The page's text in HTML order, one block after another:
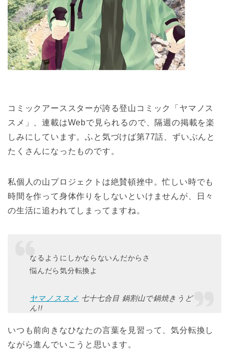
コミックアーススターが誇る登山コミック「ヤマノス
スメ」、連載はWebで見られるので、隔週の掲載を楽
しみにしています。ふと気づけば第77話、ずいぶんと
たくさんになったものです。
私個人の山プロジェクトは絶賛頓挫中。忙しい時でも
時間を作って身体作りをしないといけませんが、日々
の生活に追われてしまってますね。
なるようにしかならないんだからさ
悩んだら気分転換よ
ヤマノススメ 七十七合目 鍋割山で鍋焼きうど
ん!!
いつも前向きなひなたの言葉を見習って、気分転換し
ながら進んでいこうと思います。